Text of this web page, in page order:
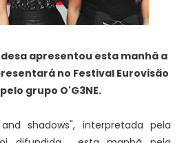
apresentou esta manhã a
no Festival Eurovisão
pelo grupo O'G3NE.
shadows", interpretada pela